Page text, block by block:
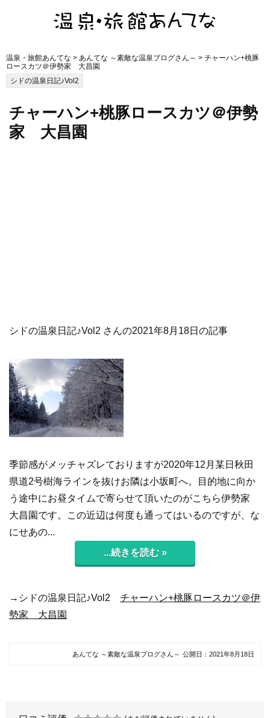
温泉・旅館あんてな > あんてな ～素敵な温泉ブログさん～ > チャーハン+桃豚
ロースカツ＠伊勢家 大昌園
シドの温泉日記♪Vol2
チャーハン+桃豚ロースカツ＠伊勢
家 大昌園
シドの温泉日記♪Vol2 さんの2021年8月18日の記事
季節感がメッチャズレておりますが2020年12月某日秋田
県道2号樹海ラインを抜けお隣は小坂町へ。目的地に向か
う途中にお昼タイムで寄らせて頂いたのがこちら伊勢家
大昌園です。この近辺は何度も通ってはいるのですが、な
にせあの...
...続きを読む »
→シドの温泉日記♪Vol2 チャーハン+桃豚ロースカツ＠伊
勢家 大昌園
あんてな ～素敵な温泉ブログさん～ 公開日： 2021年8月18日